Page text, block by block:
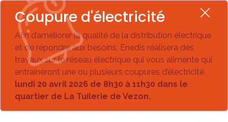
Coupure d'électricité
Afin d’améliorer la qualité de la distribution électrique
et de répondre aux besoins, Enedis réalisera des
travaux sur le réseau électrique qui vous alimente qui
entraîneront une ou plusieurs coupures d’électricité
lundi 20 avril 2026 de 8h30 à 11h30 dans le
quartier de La Tuilerie de Vezon.